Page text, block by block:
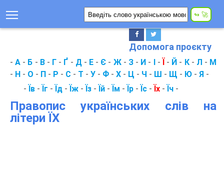
Допомога проєкту
-А - Б - В- Г - Ґ - Д- Е - Є - Ж- З- И - І- Ї- Й - К- Л - М
- Н - О - П - Р - С - Т - У - Ф - Х - Ц - Ч - Ш - Щ - Ю - Я -
- Їв - Їг - Їд - Їж - Їз - Їй - Їм - Їр - Їс - Їх - Їч -
Правопис українських слів на
літери ЇХ